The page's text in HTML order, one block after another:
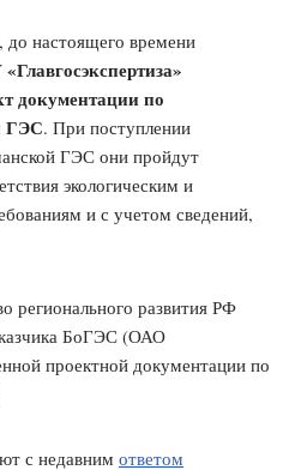
настоящего времени
документации по
ГЭС. При поступлении
ГЭС они пройдут
экологическим и
и с учетом сведений,
регионального развития РФ
БоГЭС (ОАО
проектной документации по
с недавним ответом